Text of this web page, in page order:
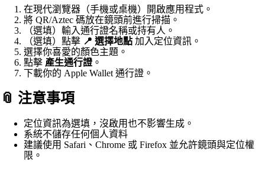
在現代瀏覽器（手機或桌機）開啟應用程式。
將 QR/Aztec 碼放在鏡頭前進行掃描。
（選填）輸入通行證名稱或持有人。
（選填）點擊 📍 選擇地點 加入定位資訊。
選擇你喜愛的顏色主題。
點擊 產生通行證。
下載你的 Apple Wallet 通行證。
📎 注意事項
定位資訊為選填，沒啟用也不影響生成。
系統不儲存任何個人資料
建議使用 Safari、Chrome 或 Firefox 並允許鏡頭與定位權
限。